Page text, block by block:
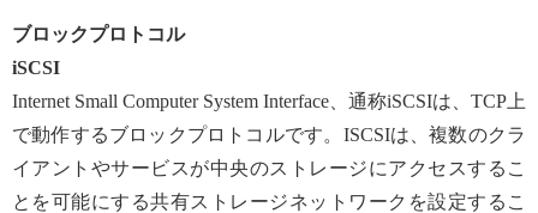
ブロックプロトコル
iSCSI
Internet Small Computer System Interface、通称iSCSIは、TCP上
で動作するブロックプロトコルです。ISCSIは、複数のクラ
イアントやサービスが中央のストレージにアクセスするこ
とを可能にする共有ストレージネットワークを設定するこ